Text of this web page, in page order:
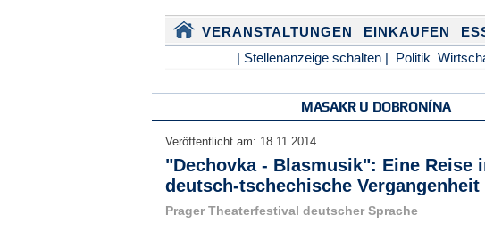
VERANSTALTUNGEN EINKAUFEN
| Stellenanzeige schalten | Politik
MASAKR U DOBRONÍNA
Veröffentlicht am: 18.11.2014
"Dechovka - Blasmusik": Eine Reise
deutsch-tschechische Vergangenheit
Prager Theaterfestival deutscher Sprache